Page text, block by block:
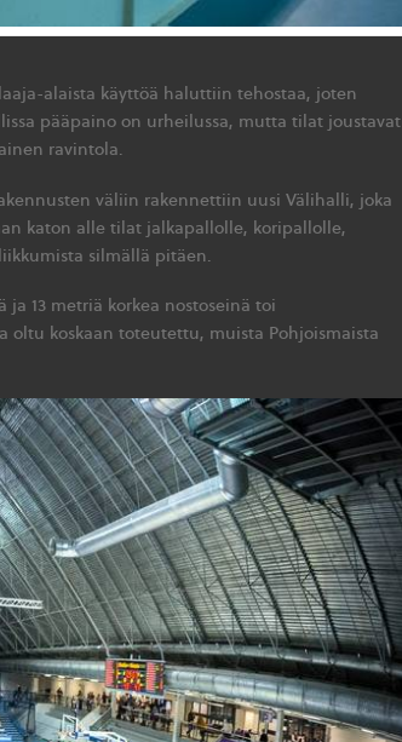
alaista käyttöä haluttiin tehostaa, joten
pääpaino on urheilussa, mutta tilat joustavat
ravintola.
väliin rakennettiin uusi Välihalli, joka
katon alle tilat jalkapallolle, koripallolle,
silmällä pitäen.
ja 13 metriä korkea nostoseinä toi
oltu koskaan toteutettu, muista Pohjoismaista